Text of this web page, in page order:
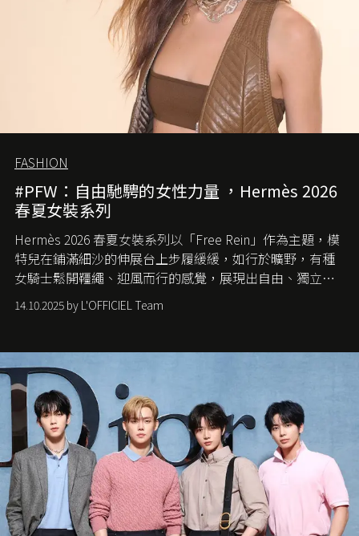
FASHION
#PFW：自由馳騁的女性力量 ，Hermès 2026
春夏女裝系列
Hermès 2026 春夏女裝系列以「Free Rein」作為主題，模
特兒在鋪滿細沙的伸展台上步履緩緩，如行於曠野，有種
女騎士鬆開韁繩、迎風而行的感覺，展現出自由、獨立與
從容的態度。
14.10.2025 by L'OFFICIEL Team